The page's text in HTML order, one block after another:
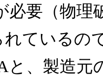
必要（物理
れているの
と、製造